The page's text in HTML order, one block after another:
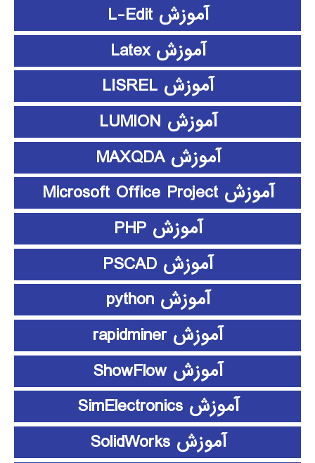
آموزش L-Edit
آموزش Latex
آموزش LISREL
آموزش LUMION
آموزش MAXQDA
آموزش Microsoft Office Project
آموزش PHP
آموزش PSCAD
آموزش python
آموزش rapidminer
آموزش ShowFlow
آموزش SimElectronics
آموزش SolidWorks